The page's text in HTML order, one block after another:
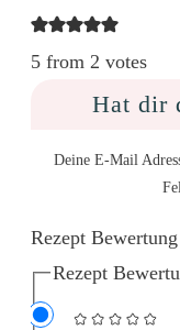
5 from 2 votes
Hat dir
Deine E-Mail
Rezept Bewertung
Rezept